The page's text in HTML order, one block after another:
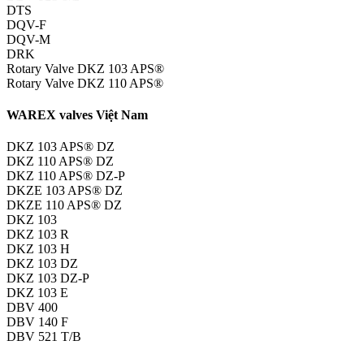
DTS
DQV-F
DQV-M
DRK
Rotary Valve DKZ 103 APS®
Rotary Valve DKZ 110 APS®
WAREX valves Việt Nam
DKZ 103 APS® DZ
DKZ 110 APS® DZ
DKZ 110 APS® DZ-P
DKZE 103 APS® DZ
DKZE 110 APS® DZ
DKZ 103
DKZ 103 R
DKZ 103 H
DKZ 103 DZ
DKZ 103 DZ-P
DKZ 103 E
DBV 400
DBV 140 F
DBV 521 T/B